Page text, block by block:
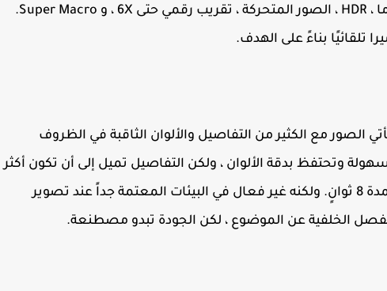
، الوضع الاحترافي ، التصوير البطيء ، البانوراما ، HDR ، الصور المتحركة ، تقريب رقمي حتى 6X ، و Super Macro.
مع الكثير من التفاصيل والألوان الثاقبة في الظروف
وتحتفظ بدقة الألوان ، ولكن التفاصيل تميل إلى أن تكون أكثر
نعومة يمكن للوضع الليلي تصوير التعرض لمدة 8 ثوانٍ. ولكنه غير فعال في البيئات المعتمة جداً عند تصوير